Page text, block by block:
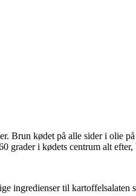
Brun kødet på alle sider i olie
grader i kødets centrum alt
ingredienser til kartoffelsalaten